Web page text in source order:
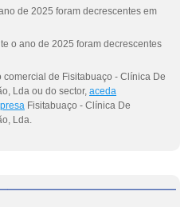
de 2025 foram decrescentes em
o ano de 2025 foram decrescentes
de Fisitabuaço - Clínica De
Lda ou do sector, aceda
Fisitabuaço - Clínica De
Lda.